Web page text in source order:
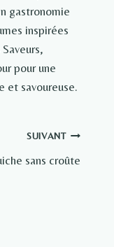
gastronomie
inspirées
pour une
et savoureuse.
SUIVANT
sans croûte